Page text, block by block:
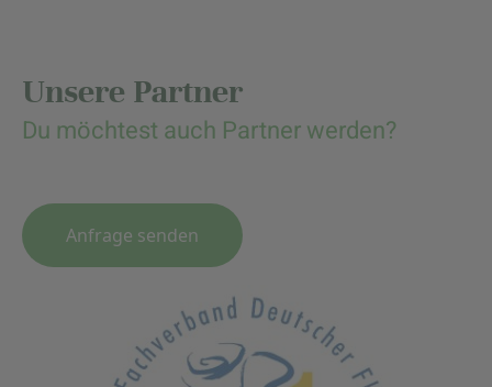
Unsere Partner
Du möchtest auch Partner werden?
Anfrage senden